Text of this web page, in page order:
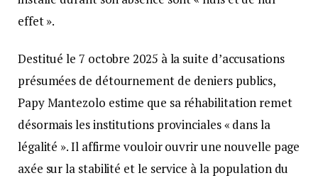
effet ».
Destitué le 7 octobre 2025 à la suite d’accusations
présumées de détournement de deniers publics,
Papy Mantezolo estime que sa réhabilitation remet
désormais les institutions provinciales « dans la
légalité ». Il affirme vouloir ouvrir une nouvelle page
axée sur la stabilité et le service à la population du